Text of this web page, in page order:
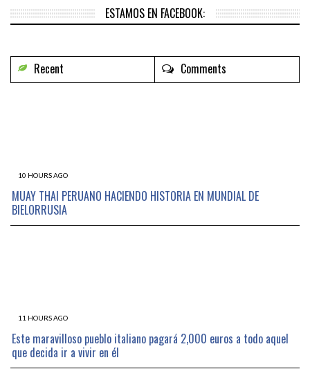
ESTAMOS EN FACEBOOK:
Recent Comments
10 HOURS AGO
MUAY THAI PERUANO HACIENDO HISTORIA EN MUNDIAL DE
BIELORRUSIA
11 HOURS AGO
Este maravilloso pueblo italiano pagará 2,000 euros a todo aquel
que decida ir a vivir en él